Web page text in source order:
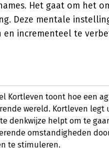
Het gaat om het
Deze mentale
incrementeel te
Kortleven toont hoe een
wereld. Kortleven legt
denkwijze helpt om te
omstandigheden
te stimuleren.